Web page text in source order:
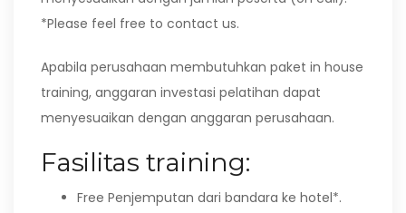
*Please feel free to contact us.
Apabila perusahaan membutuhkan paket in house
training, anggaran investasi pelatihan dapat
menyesuaikan dengan anggaran perusahaan.
Fasilitas training:
Free Penjemputan dari bandara ke hotel*.